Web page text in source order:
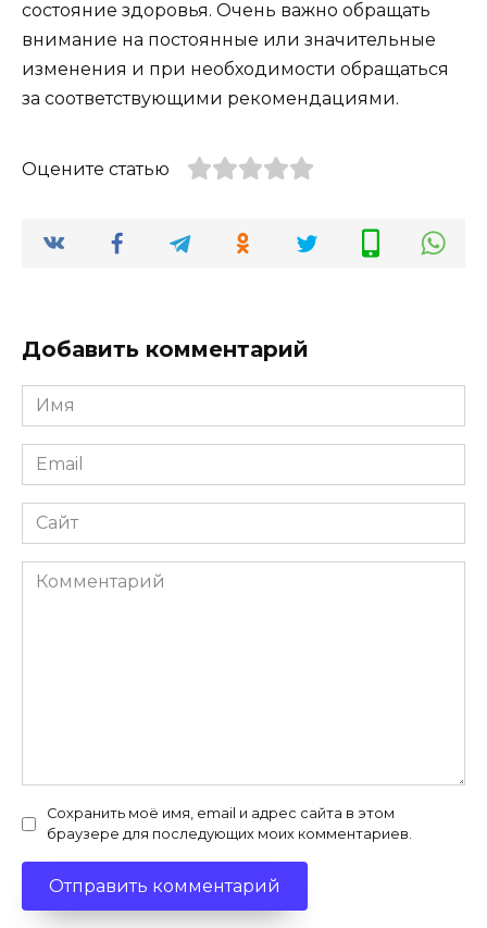
состояние здоровья. Очень важно обращать
внимание на постоянные или значительные
изменения и при необходимости обращаться
за соответствующими рекомендациями.
Оцените статью
Добавить комментарий
Имя
*
Email
*
Сайт
Комментарий
Сохранить моё имя, email и адрес сайта в этом
браузере для последующих моих комментариев.